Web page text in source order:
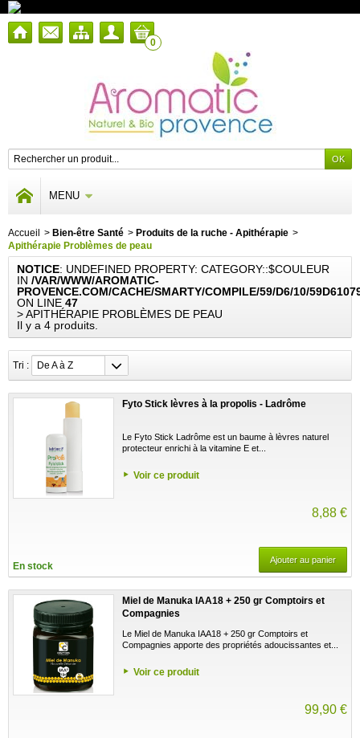
0
MENU
Accueil > Bien-être Santé > Produits de la ruche - Apithérapie >
Apithérapie Problèmes de peau
NOTICE: UNDEFINED PROPERTY: CATEGORY::$COULEUR
IN /VAR/WWW/AROMATIC-
PROVENCE.COM/CACHE/SMARTY/COMPILE/59/D6/10/
ON LINE 47
> APITHÉRAPIE PROBLÈMES DE PEAU
Il y a 4 produits.
Tri : De A à Z
Fyto Stick lèvres à la propolis - Ladrôme
Le Fyto Stick Ladrôme est un baume à lèvres naturel
protecteur enrichi à la vitamine E et...
Voir ce produit
8,88 €
En stock
Ajouter au panier
Miel de Manuka IAA18 + 250 gr Comptoirs et
Compagnies
Le Miel de Manuka IAA18 + 250 gr Comptoirs et
Compagnies apporte des propriétés adoucissantes et...
Voir ce produit
99,90 €